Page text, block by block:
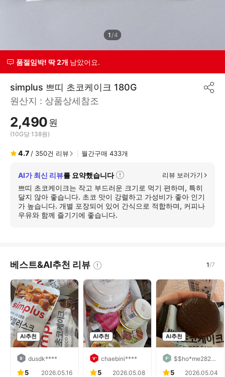
1 /4
품절임박! 딱 2개 남았어요.
simplus 쁘띠 초코케이크 180G
원산지 : 상품상세참조
2,490원
(10G당 138원)
4.7 / 350건 리뷰 월간구매 433개
AI가 최신 리뷰를 요약했습니다
자
세
히
보
리뷰 보러가기
쁘띠 초코케이크는 작고 부드러운 크기로 먹기 편하며, 특히
달지 않아 좋습니다. 초코 맛이 강렬하고 가성비가 좋아 인기
가 높습니다. 개별 포장되어 있어 간식으로 적합하며, 커피나
우유와 함께 즐기기에 좋습니다.
공
베스트&AI추천 리뷰 1/7
AI추천
dusdk****
5 2026.05.16
AI추천
chaebini****
5 2026.05.08
AI추천
$$ho*me282****
5 2026.05.04